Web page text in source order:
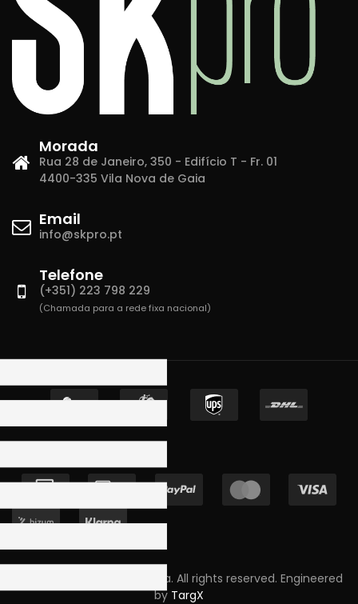
Morada
Rua 28 de Janeiro, 350 - Edifício T - Fr. 01
4400-335 Vila Nova de Gaia
Email
info@skpro.pt
Telefone
(+351) 223 798 229
(Chamada para a rede fixa nacional)
Copyright © 2023 Skpro, Lda. All rights reserved. Engineered
by TargX